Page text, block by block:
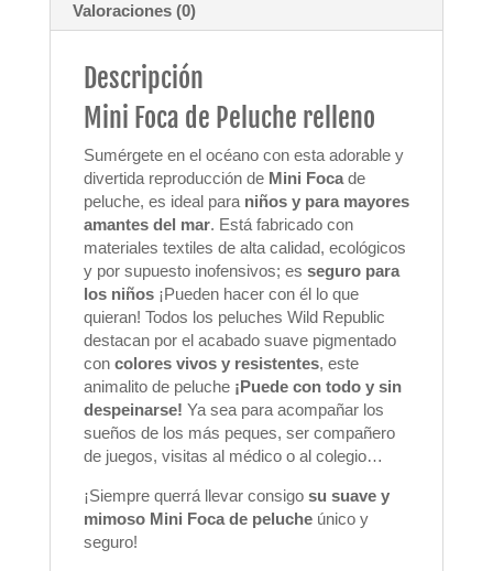
Valoraciones (0)
Descripción
Mini Foca de Peluche relleno
Sumérgete en el océano con esta adorable y
divertida reproducción de Mini Focade
peluche, es ideal para niños y para mayores
amantes del mar. Está fabricado con
materiales textiles de alta calidad, ecológicos
y por supuesto inofensivos; es seguro para
los niños¡Pueden hacer con él lo que
quieran! Todos los peluches Wild Republic
destacan por el acabado suave pigmentado
con colores vivos y resistentes, este
animalito de peluche ¡Puede con todo y sin
despeinarse! Ya sea para acompañar los
sueños de los más peques, ser compañero
de juegos, visitas al médico o al colegio…
¡Siempre querrá llevar consigo su suave y
mimoso Mini Focade pelucheúnico y
seguro!